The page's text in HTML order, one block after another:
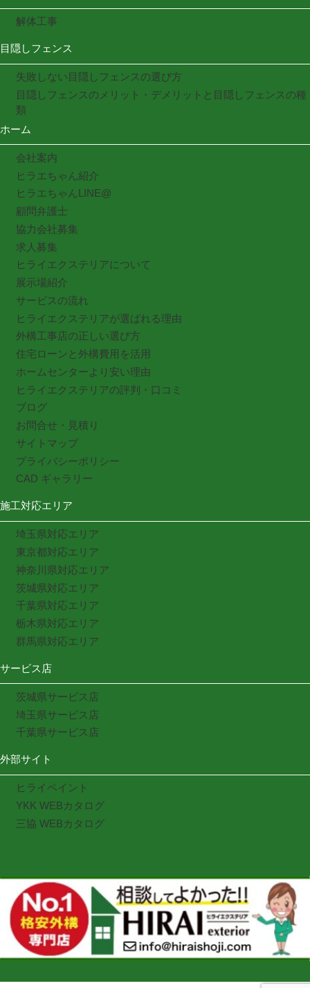
解体工事
目隠しフェンス
失敗しない目隠しフェンスの選び方
目隠しフェンスのメリット・デメリットと目隠しフェンスの種
類
ホーム
会社案内
ヒラエちゃん紹介
ヒラエちゃんLINE@
顧問弁護士
協力会社募集
求人募集
ヒライエクステリアについて
展示場紹介
サービスの流れ
ヒライエクステリアが選ばれる理由
外構工事店の正しい選び方
住宅ローンと外構費用を活用
ホームセンターより安い理由
ヒライエクステリアの評判・口コミ
ブログ
お問合せ・見積り
サイトマップ
プライバシーポリシー
CAD ギャラリー
施工対応エリア
埼玉県対応エリア
東京都対応エリア
神奈川県対応エリア
茨城県対応エリア
千葉県対応エリア
栃木県対応エリア
群馬県対応エリア
サービス店
茨城県サービス店
埼玉県サービス店
千葉県サービス店
外部サイト
ヒライペイント
YKK WEBカタログ
三協 WEBカタログ